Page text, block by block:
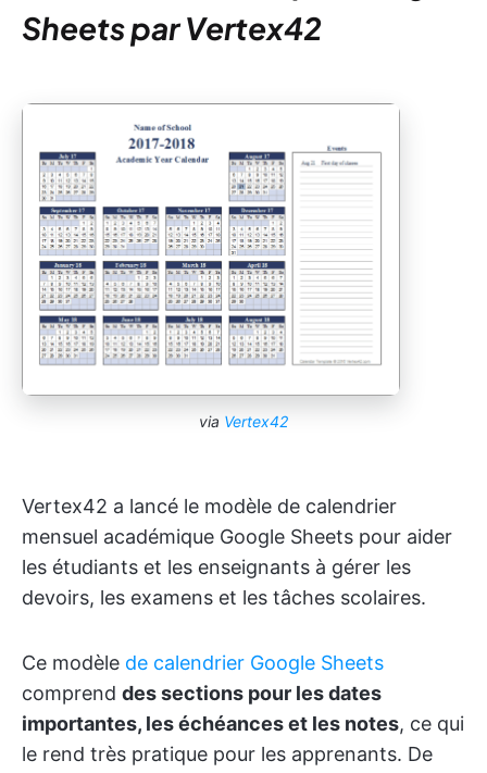
Sheets par Vertex42
via Vertex42
Vertex42 a lancé le modèle de calendrier
mensuel académique Google Sheets pour aider
les étudiants et les enseignants à gérer les
devoirs, les examens et les tâches scolaires.
Ce modèle de calendrier Google Sheets
comprend des sections pour les dates
importantes, les échéances et les notes, ce qui
le rend très pratique pour les apprenants. De